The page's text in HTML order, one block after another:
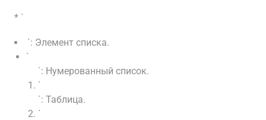
* `
`: Элемент списка.
`
`: Нумерованный список.
`
`: Таблица.
`